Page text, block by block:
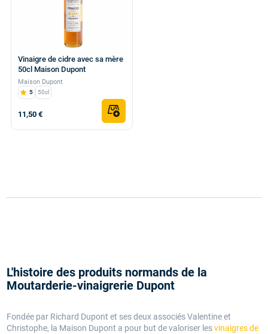
Vinaigre de cidre avec sa mère
50cl Maison Dupont
Maison Dupont
5 50cl
11,50 €
L'histoire des produits normands de la
Moutarderie-vinaigrerie Dupont
Fondée par Richard Dupont et ses deux associés Valentine et
Christophe, la Maison Dupont a pour but de valoriser lesvinaigres de